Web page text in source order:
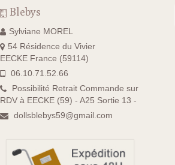
Blebys
Sylviane MOREL
54 Résidence du Vivier
EECKE France (59114)
06.10.71.52.66
Possibilité Retrait Commande sur
RDV à EECKE (59) - A25 Sortie 13 -
dollsblebys59@gmail.com